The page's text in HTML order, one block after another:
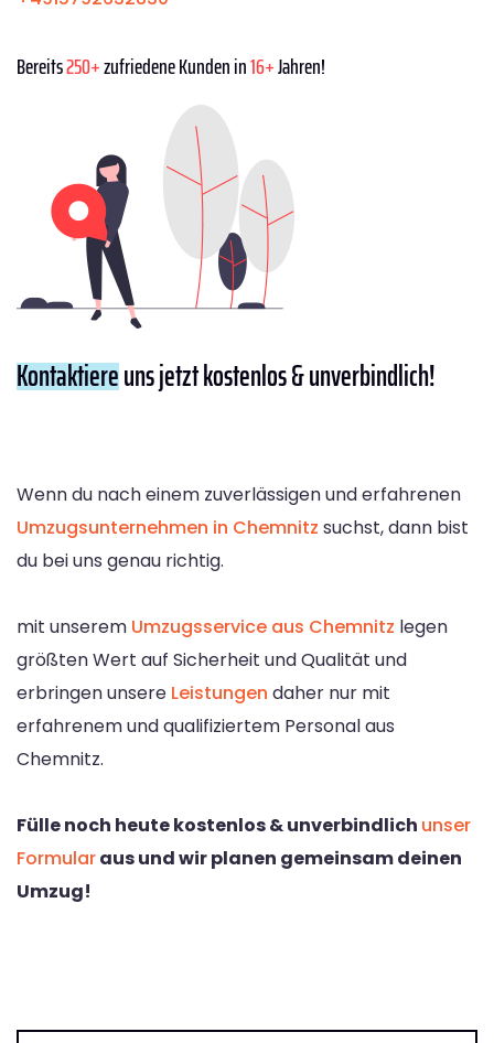
Bereits250+zufriedene Kunden in16+Jahren!
Kontaktiereuns jetzt kostenlos & unverbindlich!
Wenn du nach einem zuverlässigen und erfahrenen
Umzugsunternehmen in Chemnitz suchst, dann bist
du bei uns genau richtig.
mit unserem Umzugsservice aus Chemnitz legen
größten Wert auf Sicherheit und Qualität und
erbringen unsere Leistungen daher nur mit
erfahrenem und qualifiziertem Personal aus
Chemnitz.
Fülle noch heute kostenlos & unverbindlich unser
Formularaus und wir planen gemeinsam deinen
Umzug!